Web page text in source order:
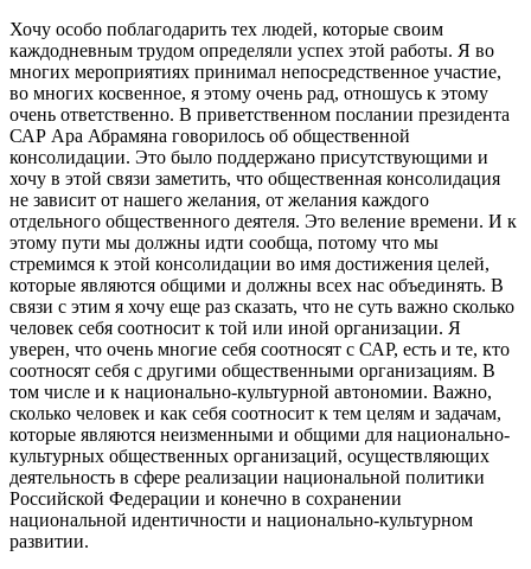
Хочу особо поблагодарить тех людей, которые своим
каждодневным трудом определяли успех этой работы. Я во
многих мероприятиях принимал непосредственное участие,
во многих косвенное, я этому очень рад, отношусь к этому
очень ответственно. В приветственном послании президента
САР Ара Абрамяна говорилось об общественной
консолидации. Это было поддержано присутствующими и
хочу в этой связи заметить, что общественная консолидация
не зависит от нашего желания, от желания каждого
отдельного общественного деятеля. Это веление времени. И к
этому пути мы должны идти сообща, потому что мы
стремимся к этой консолидации во имя достижения целей,
которые являются общими и должны всех нас объединять. В
связи с этим я хочу еще раз сказать, что не суть важно сколько
человек себя соотносит к той или иной организации. Я
уверен, что очень многие себя соотносят с САР, есть и те, кто
соотносят себя с другими общественными организациям. В
том числе и к национально-культурной автономии. Важно,
сколько человек и как себя соотносит к тем целям и задачам,
которые являются неизменными и общими для национально-
культурных общественных организаций, осуществляющих
деятельность в сфере реализации национальной политики
Российской Федерации и конечно в сохранении
национальной идентичности и национально-культурном
развитии.